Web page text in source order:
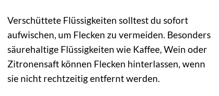
Verschüttete Flüssigkeiten solltest du sofort
aufwischen, um Flecken zu vermeiden. Besonders
säurehaltige Flüssigkeiten wie Kaffee, Wein oder
Zitronensaft können Flecken hinterlassen, wenn
sie nicht rechtzeitig entfernt werden.